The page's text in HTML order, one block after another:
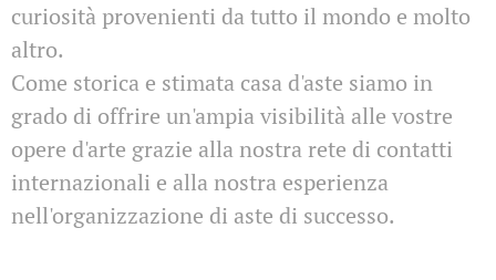
curiosità provenienti da tutto il mondo e molto
altro.
Come storica e stimata casa d'aste siamo in
grado di offrire un'ampia visibilità alle vostre
opere d'arte grazie alla nostra rete di contatti
internazionali e alla nostra esperienza
nell'organizzazione di aste di successo.